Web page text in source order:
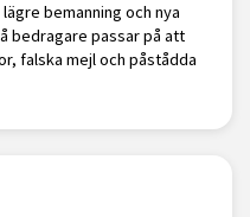
bemanning och nya
bedragare passar på att
falska mejl och påstådda